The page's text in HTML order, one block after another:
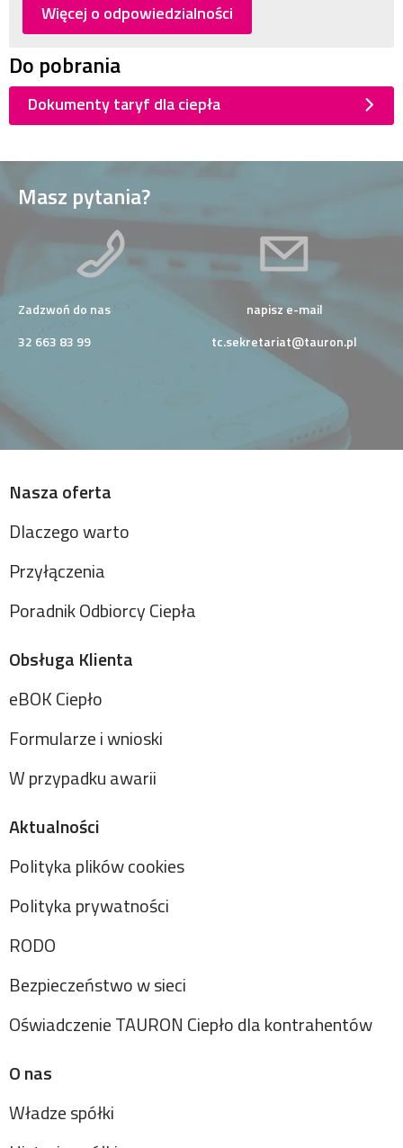
Więcej o odpowiedzialności
Do pobrania
Dokumenty taryf dla ciepła
Masz pytania?
Zadzwoń do nas
32 663 83 99
napisz e-mail
tc.sekretariat@tauron.pl
Nasza oferta
Dlaczego warto
Przyłączenia
Poradnik Odbiorcy Ciepła
Obsługa Klienta
eBOK Ciepło
Formularze i wnioski
W przypadku awarii
Aktualności
Polityka plików cookies
Polityka prywatności
RODO
Bezpieczeństwo w sieci
Oświadczenie TAURON Ciepło dla kontrahentów
O nas
Władze spółki